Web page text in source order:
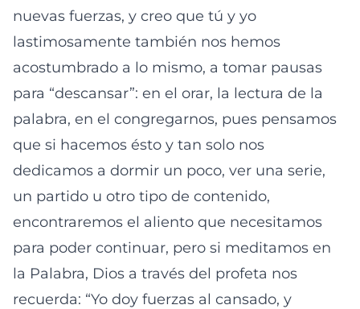
nuevas fuerzas, y creo que tú y yo
lastimosamente también nos hemos
acostumbrado a lo mismo, a tomar pausas
para “descansar”: en el orar, la lectura de la
palabra, en el congregarnos, pues pensamos
que si hacemos ésto y tan solo nos
dedicamos a dormir un poco, ver una serie,
un partido u otro tipo de contenido,
encontraremos el aliento que necesitamos
para poder continuar, pero si meditamos en
la Palabra, Dios a través del profeta nos
recuerda: “Yo doy fuerzas al cansado, y